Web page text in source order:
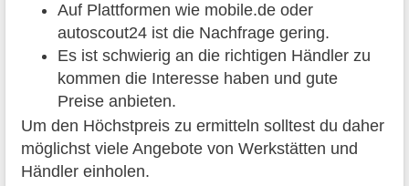
Auf Plattformen wie mobile.de oder
autoscout24 ist die Nachfrage gering.
Es ist schwierig an die richtigen Händler zu
kommen die Interesse haben und gute
Preise anbieten.
Um den Höchstpreis zu ermitteln solltest du daher
möglichst viele Angebote von Werkstätten und
Händler einholen.